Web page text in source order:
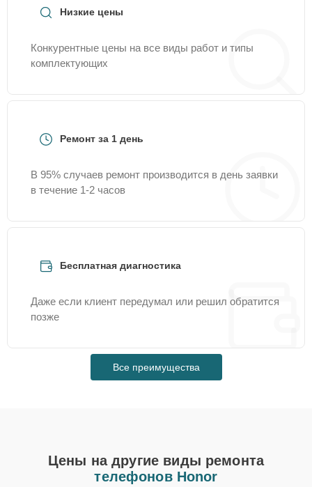
Низкие цены
Конкурентные цены на все виды работ и типы
комплектующих
Ремонт за 1 день
В 95% случаев ремонт производится в день заявки
в течение 1-2 часов
Бесплатная диагностика
Даже если клиент передумал или решил обратится
позже
Все преимущества
Цены на другие виды ремонта
телефонов Honor